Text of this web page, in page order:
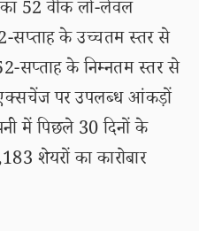
का 52 वीक लो-लेवल
सप्ताह के उच्चतम स्तर से
सप्ताह के निम्नतम स्तर से
पर उपलब्ध आंकड़ों
में पिछले 30 दिनों के
शेयरों का कारोबार